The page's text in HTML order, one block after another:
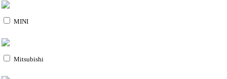
MINI
Mitsubishi